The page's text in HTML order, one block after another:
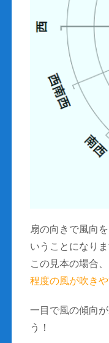
扇の向きで風向
いうことになりま
この見本の場合
程度の風が吹き
一目で風の傾向
う！